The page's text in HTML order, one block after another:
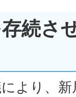
続さ
より、